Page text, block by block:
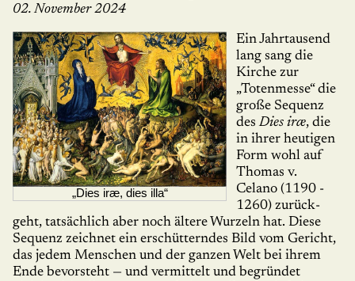
02. November 2024
„Dies iræ, dies illa“
Ein Jahrtausend
lang sang die
Kirche zur
„Totenmesse“ die
große Sequenz
desDies iræ, die
in ihrer heutigen
Form wohl auf
Thomas v.
Celano (1190 -
1260) zurück­
geht, tatsächlich aber noch ältere Wur­zeln hat. Diese
Sequenz zeichnet ein erschütterndes Bild vom Gericht,
das jedem Menschen und der ganzen Welt bei ihrem
Ende bevorsteht — und vermittelt und begründet